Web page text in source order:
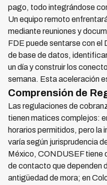
pago, todo integrándose
Un equipo remoto
mediante reuniones y
FDE puede sentarse con el
de base de datos,
un día y construir los
semana. Esta aceleración
Comprensión de
Las regulaciones de
tienen matices complejos:
horarios permitidos, pero la
varía según jurisprudencia
México, CONDUSEF tiene
de contacto que dependen
antigüedad de mora; en